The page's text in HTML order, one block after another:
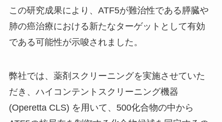
この研究成果により、ATF5が難治性である膵臓や
肺の癌治療における新たなターゲットとして有効
である可能性が示唆されました。
弊社では、薬剤スクリーニングを実施させていた
だき、ハイコンテントスクリーニング機器
(Operetta CLS) を用いて、500化合物の中から